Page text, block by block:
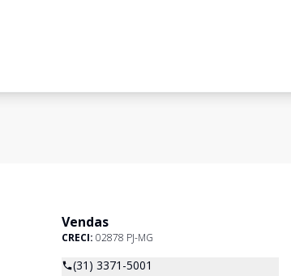
Vendas
CRECI: 02878 PJ-MG
(31) 3371-5001